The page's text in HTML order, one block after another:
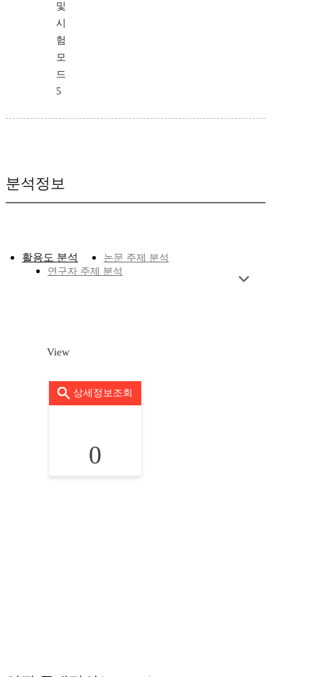
및
시
험
모
드
5
분석정보
활용도 분석
논문 주제 분석
연구자 주제 분석
View
상세정보조회
0